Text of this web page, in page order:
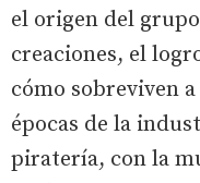
el origen del
creaciones, el
cómo sobreviven
épocas de la
piratería, con la